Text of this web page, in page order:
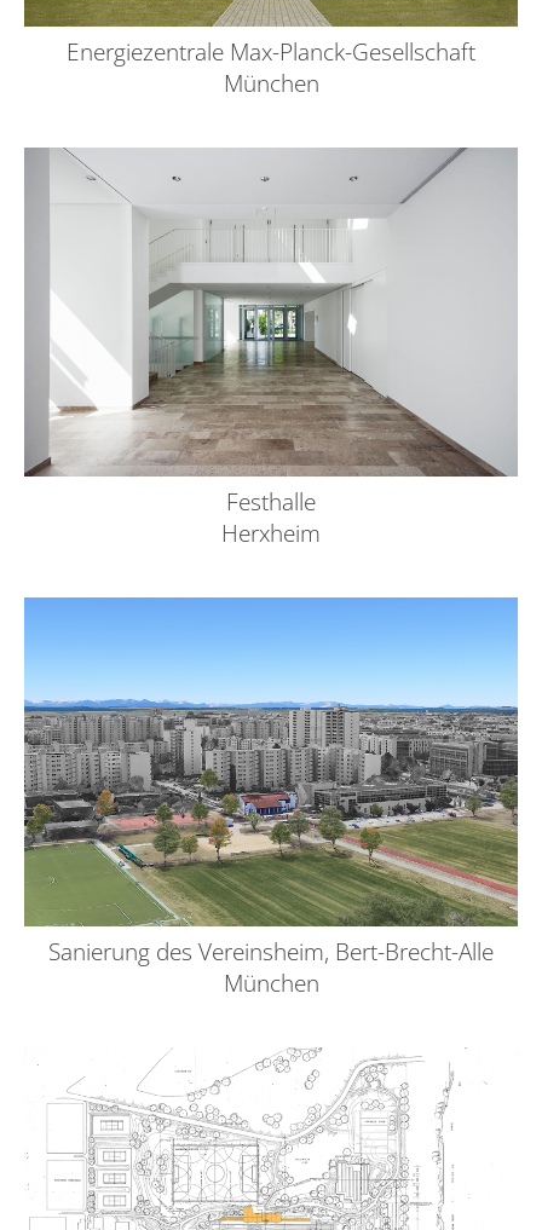
Energiezentrale Max-Planck-Gesellschaft
München
Festhalle
Herxheim
Sanierung des Vereinsheim, Bert-Brecht-Alle
München